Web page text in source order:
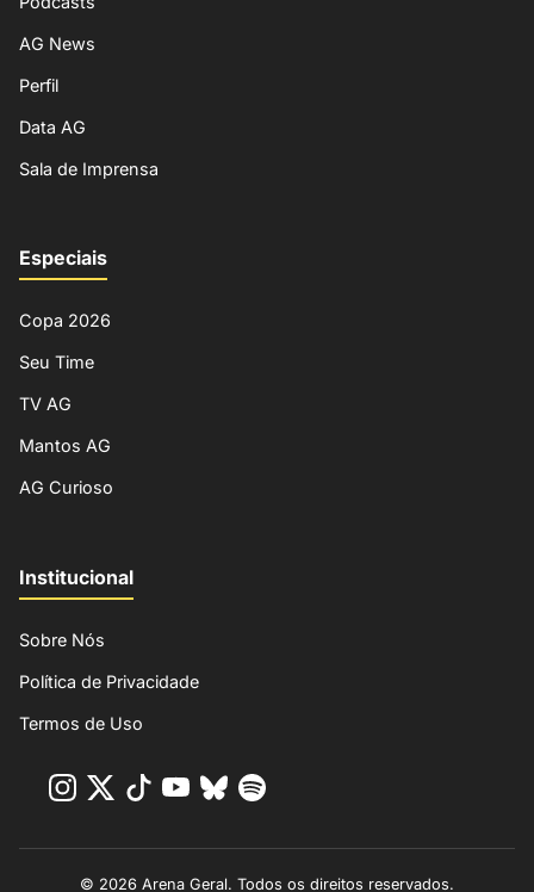
AG News
Perfil
Data AG
Sala de Imprensa
Especiais
Copa 2026
Seu Time
TV AG
Mantos AG
AG Curioso
Institucional
Sobre Nós
Política de Privacidade
Termos de Uso
© 2026 Arena Geral. Todos os direitos reservados.